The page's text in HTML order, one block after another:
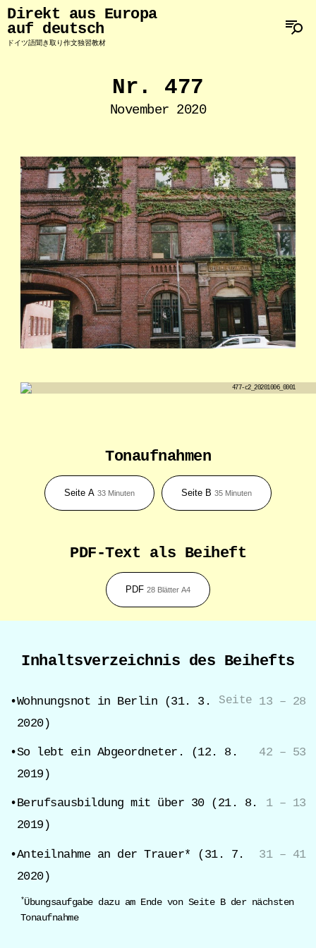
Direkt aus Europa
auf deutsch
ドイツ語聞き取り作文独習教材
Direkt aus Europa
auf deutsch
ドイツ語聞き取り作文独習教材
VORWORT ERLÄUTERUNGEN
Nr. 477
November 2020
Tonaufnahmen
Seite A33 Minuten Seite B 35 Minuten
PDF-Text als Beiheft
PDF 28 Blätter A4
Inhaltsverzeichnis des Beihefts
Wohnungsnot in Berlin (31. 3.
2020)
Seite 13 – 28
So lebt ein Abgeordneter. (12. 8.
2019)
42 – 53
Berufsausbildung mit über 30 (21. 8.
2019)
1 – 13
Anteilnahme an der Trauer* (31. 7.
2020)
31 – 41
*Übungsaufgabe dazu am Ende von Seite B der nächsten
Tonaufnahme